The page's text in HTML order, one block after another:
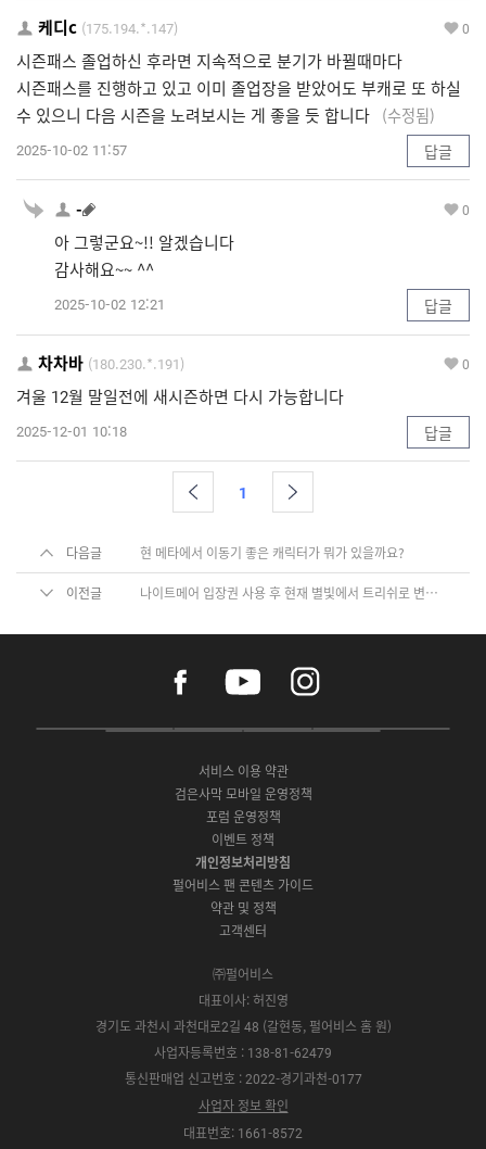
케디c (175.194.*.147) 0
시즌패스 졸업하신 후라면 지속적으로 분기가 바뀔때마다
시즌패스를 진행하고 있고 이미 졸업장을 받았어도 부캐로 또 하실
수 있으니 다음 시즌을 노려보시는 게 좋을 듯 합니다 (수정됨)
2025-10-02 11:57 답글
- 0
아 그렇군요~!! 알겠습니다
감사해요~~ ^^
2025-10-02 12:21 답글
차차바 (180.230.*.191) 0
겨울 12월 말일전에 새시즌하면 다시 가능합니다
2025-12-01 10:18 답글
1
다음글 현 메타에서 이동기 좋은 캐릭터가 뭐가 있을까요?
이전글 나이트메어 입장권 사용 후 현재 별빛에서 트리쉬로 변경시
a
e
o
k
o
t
b
e
i
n
s
t
r
a
P
A
p
S
t
o
r
e
G
G
a
t
O
S
e
서비스 이용 약관
검은사막 모바일 운영정책
포럼 운영정책
이벤트 정책
개인정보처리방침
펄어비스 팬 콘텐츠 가이드
약관 및 정책
고객센터
㈜펄어비스
대표이사: 허진영
경기도 과천시 과천대로2길 48 (갈현동, 펄어비스 홈 원)
사업자등록번호 : 138-81-62479
통신판매업 신고번호 : 2022-경기과천-0177
사업자 정보 확인
대표번호: 1661-8572